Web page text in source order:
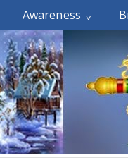
Awareness